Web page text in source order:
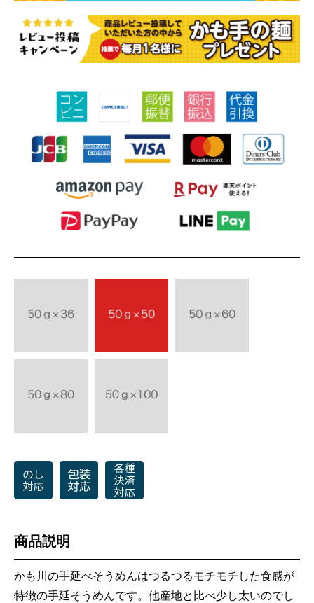
商品説明
かも川の手延べそうめんはつるつるモチモチした食感が
特徴の手延そうめんです。他産地と比べ少し太いのでし